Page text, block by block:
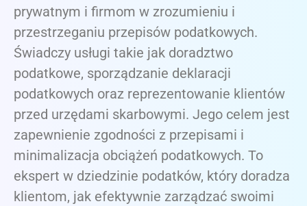
prywatnym i firmom w zrozumieniu i
przestrzeganiu przepisów podatkowych.
Świadczy usługi takie jak doradztwo
podatkowe, sporządzanie deklaracji
podatkowych oraz reprezentowanie klientów
przed urzędami skarbowymi. Jego celem jest
zapewnienie zgodności z przepisami i
minimalizacja obciążeń podatkowych. To
ekspert w dziedzinie podatków, który doradza
klientom, jak efektywnie zarządzać swoimi